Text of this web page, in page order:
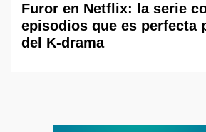
Furor en Netflix: la serie
episodios que es perfecta
del K-drama